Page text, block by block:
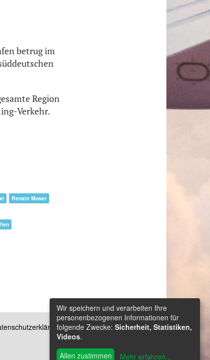
betrug im
Region
Verkehr.
Renate Moser
Kontakt
Wir speichern und verarbeiten Ihre
personenbezogenen Informationen für
folgende Zwecke: Sicherheit, Statistiken,
Videos.
Allen zustimmen
Mehr erfahren...